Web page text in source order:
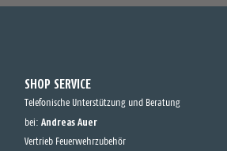
SHOP SERVICE
Telefonische Unterstützung und Beratung
bei: Andreas Auer
Vertrieb Feuerwehrzubehör